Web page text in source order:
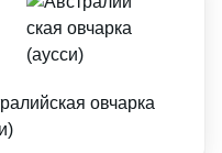
овчарка